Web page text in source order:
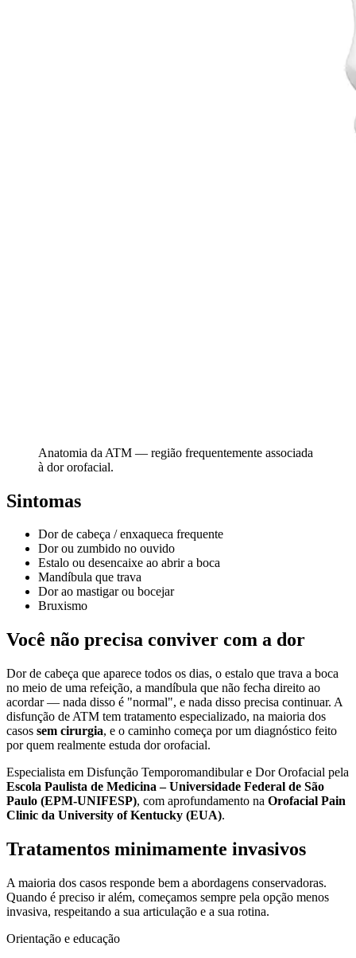
Anatomia da ATM — região frequentemente associada
à dor orofacial.
Sintomas
Dor de cabeça / enxaqueca frequente
Dor ou zumbido no ouvido
Estalo ou desencaixe ao abrir a boca
Mandíbula que trava
Dor ao mastigar ou bocejar
Bruxismo
Você não precisa conviver com a dor
Dor de cabeça que aparece todos os dias, o estalo que trava a boca
no meio de uma refeição, a mandíbula que não fecha direito ao
acordar — nada disso é "normal", e nada disso precisa continuar. A
disfunção de ATM tem tratamento especializado, na maioria dos
casos sem cirurgia, e o caminho começa por um diagnóstico feito
por quem realmente estuda dor orofacial.
Especialista em Disfunção Temporomandibular e Dor Orofacial pela
Escola Paulista de Medicina – Universidade Federal de São
Paulo (EPM-UNIFESP), com aprofundamento na Orofacial Pain
Clinic da University of Kentucky (EUA).
Tratamentos minimamente invasivos
A maioria dos casos responde bem a abordagens conservadoras.
Quando é preciso ir além, começamos sempre pela opção menos
invasiva, respeitando a sua articulação e a sua rotina.
Orientação e educação